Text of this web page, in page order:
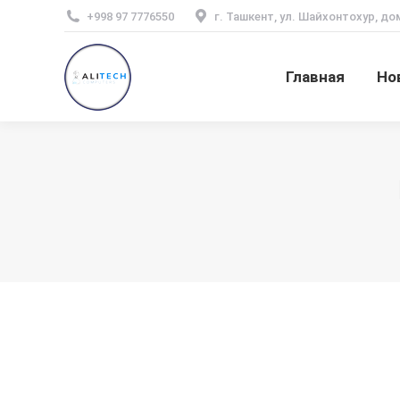
+998 97 7776550 г. Ташкент, ул. Шайхонтохур,
Главная